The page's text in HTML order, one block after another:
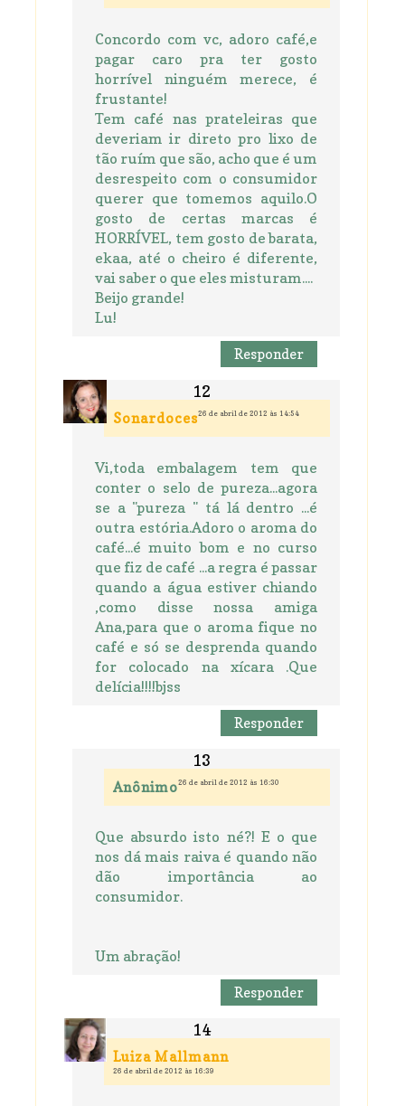
Concordo com vc, adoro café,e
pagar caro pra ter gosto
horrível ninguém merece, é
frustante!
Tem café nas prateleiras que
deveriam ir direto pro lixo de
tão ruím que são, acho que é um
desrespeito com o consumidor
querer que tomemos aquilo.O
gosto de certas marcas é
HORRÍVEL, tem gosto de barata,
ekaa, até o cheiro é diferente,
vai saber o que eles misturam....
Beijo grande!
Lu!
Responder
Sonardoces26 de abril de 2012 às 14:54
Vi,toda embalagem tem que
conter o selo de pureza...agora
se a "pureza " tá lá dentro ...é
outra estória.Adoro o aroma do
café...é muito bom e no curso
que fiz de café ...a regra é passar
quando a água estiver chiando
,como disse nossa amiga
Ana,para que o aroma fique no
café e só se desprenda quando
for colocado na xícara .Que
delícia!!!!bjss
Responder
Anônimo26 de abril de 2012 às 16:30
Que absurdo isto né?! E o que
nos dá mais raiva é quando não
dão importância ao
consumidor.
Um abração!
Responder
Luiza Mallmann
26 de abril de 2012 às 16:39